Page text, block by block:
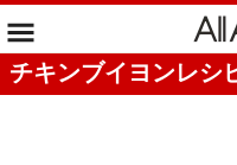
チキンブイヨンレシ